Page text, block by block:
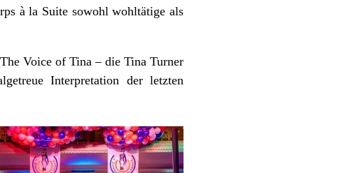
à la Suite sowohl wohltätige als
Voice of Tina – die Tina Turner
Interpretation der letzten